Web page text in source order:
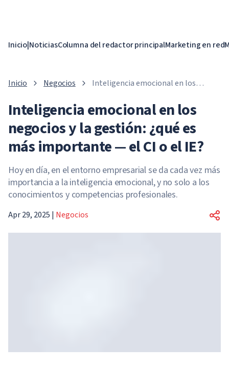
Inicio|NoticiasColumna del redactor principalMarketing en red
Inicio Negocios
Inteligencia emocional en los
importante — el CI o el IE?
Inteligencia emocional en los
negocios y la gestión: ¿qué es
más importante — el CI o el IE?
Hoy en día, en el entorno empresarial se da cada vez más
importancia a la inteligencia emocional, y no solo a los
conocimientos y competencias profesionales.
Apr 29, 2025 | Negocios